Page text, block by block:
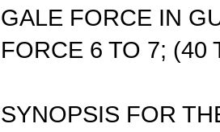
GALE FORCE IN
FORCE 6 TO 7; (40
SYNOPSIS FOR